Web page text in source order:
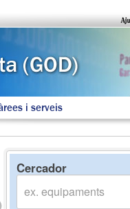
i serveis
Cercador